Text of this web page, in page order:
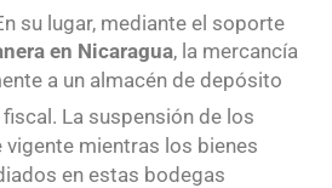
su lugar, mediante el soporte
en Nicaragua, la mercancía
a un almacén de depósito
. La suspensión de los
mientras los bienes
en estas bodegas